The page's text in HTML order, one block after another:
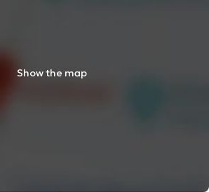
Show the map